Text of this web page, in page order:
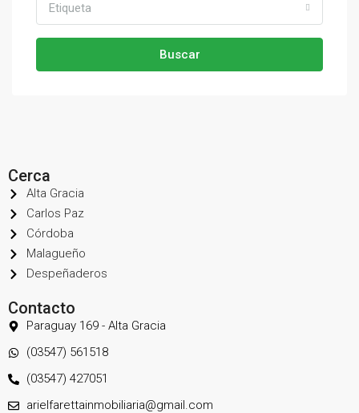
Etiqueta
Buscar
Cerca
Alta Gracia
Carlos Paz
Córdoba
Malagueño
Despeñaderos
Contacto
Paraguay 169 - Alta Gracia
(03547) 561518
(03547) 427051
arielfarettainmobiliaria@gmail.com